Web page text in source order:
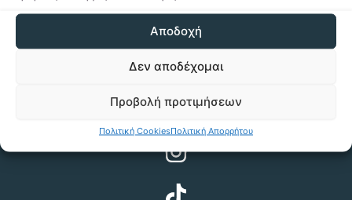
Αποδοχή
Δεν αποδέχομαι
Προβολή προτιμήσεων
Πολιτική CookiesΠολιτική Απορρήτου